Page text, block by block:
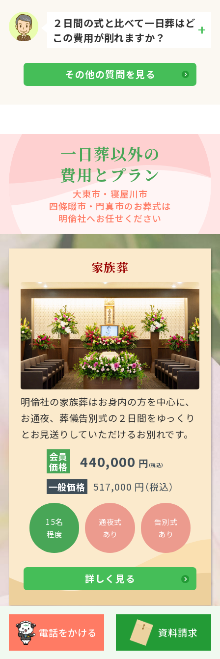
電話をかける 資料請求
２日間の式と比べて一日葬はど
この費用が削れますか？
その他の質問を見る
一日葬以外の
費用とプラン
大東市・寝屋川市
四條畷市・門真市のお葬式は
明倫社へお任せください
家族葬
明倫社の家族葬はお身内の方を中心に、
お通夜、葬儀告別式の２日間をゆっくり
とお見送りしていただけるお別れです。
会員
価格
440,000 円 （税込）
一般価格 517,000 円（税込）
15名
程度
通夜式
あり
告別式
あり
詳しく見る
直葬・火葬式